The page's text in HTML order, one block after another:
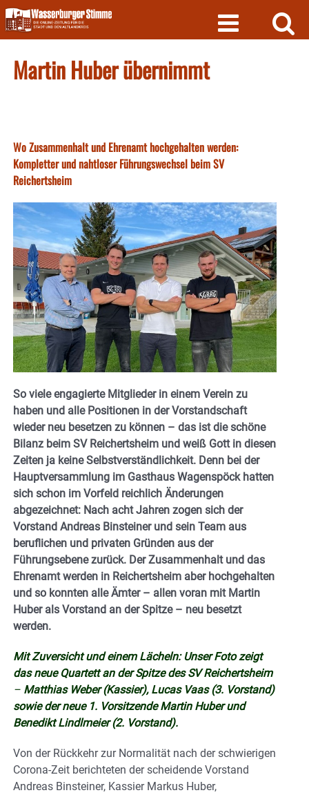
Skip
to
content
Martin Huber übernimmt
Wo Zusammenhalt und Ehrenamt hochgehalten werden:
Kompletter und nahtloser Führungswechsel beim SV
Reichertsheim
So viele engagierte Mitglieder in einem Verein zu
haben und alle Positionen in der Vorstandschaft
wieder neu besetzen zu können – das ist die schöne
Bilanz beim SV Reichertsheim und weiß Gott in diesen
Zeiten ja keine Selbstverständlichkeit. Denn bei der
Hauptversammlung im Gasthaus Wagenspöck hatten
sich schon im Vorfeld reichlich Änderungen
abgezeichnet: Nach acht Jahren zogen sich der
Vorstand Andreas Binsteiner und sein Team aus
beruflichen und privaten Gründen aus der
Führungsebene zurück. Der Zusammenhalt und das
Ehrenamt werden in Reichertsheim aber hochgehalten
und so konnten alle Ämter – allen voran mit Martin
Huber als Vorstand an der Spitze – neu besetzt
werden.
Mit Zuversicht und einem Lächeln: Unser Foto zeigt
das neue Quartett an der Spitze des SV Reichertsheim
– Matthias Weber (Kassier), Lucas Vaas (3. Vorstand)
sowie der neue 1. VorsitzendeMartin Huber und
Benedikt Lindlmeier (2. Vorstand).
Von der Rückkehr zur Normalität nach der schwierigen
Corona-Zeit berichteten der scheidende Vorstand
Andreas Binsteiner, Kassier Markus Huber,